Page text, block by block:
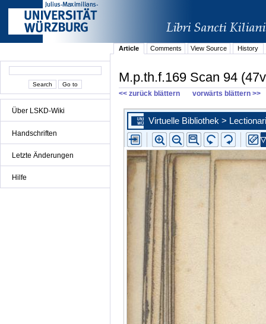
Über LSKD-Wiki
Handschriften
Letzte Änderungen
Hilfe
Article Comments View Source History
M.p.th.f.169 Scan 94
<< zurück blättern vorwärts blättern >>